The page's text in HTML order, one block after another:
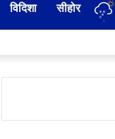
विदिशा सीहोर